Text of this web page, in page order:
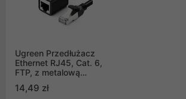
Ugreen Przedłużacz
Ethernet RJ45, Cat. 6,
FTP, z metalową
14,49 zł